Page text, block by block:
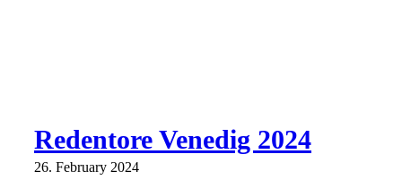
Redentore Venedig 2024
26. February 2024